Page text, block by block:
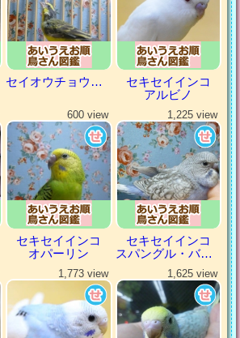
セイオウチョウ（青黄鳥）
セキセイインコ
アルビノ
600 view
セキセイインコ
オパーリン
1,225 view
セキセイインコ
スパングル・バイオレット
1,773 view 1,625 view